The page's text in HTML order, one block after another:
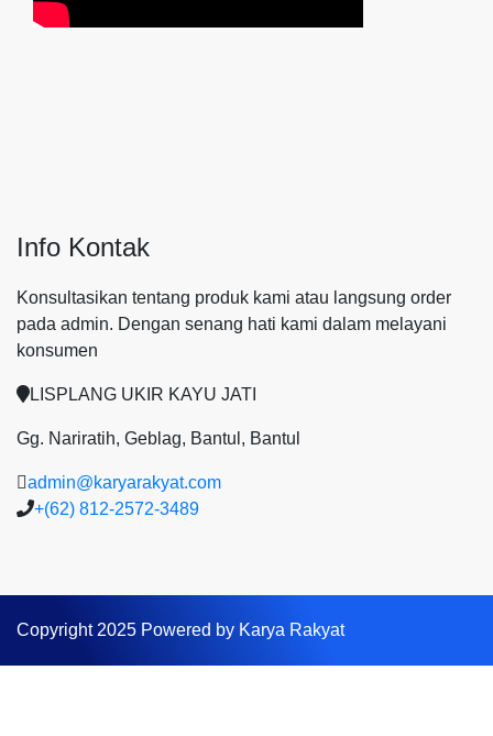
Info Kontak
Konsultasikan tentang produk kami atau langsung order
pada admin. Dengan senang hati kami dalam melayani
konsumen
LISPLANG UKIR KAYU JATI
Gg. Nariratih, Geblag, Bantul, Bantul
admin@karyarakyat.com
+(62) 812-2572-3489
Copyright 2025 Powered by Karya Rakyat